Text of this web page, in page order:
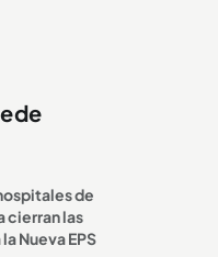
de
cierran las
Nueva EPS